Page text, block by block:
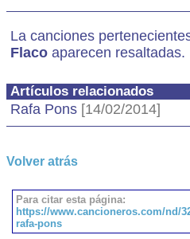
La canciones
Flaco aparecen resaltadas.
Artículos relacionados
Rafa Pons [14/02/2014]
Volver atrás
Para citar esta página:
https://www.cancioneros.com/nd/
rafa-pons